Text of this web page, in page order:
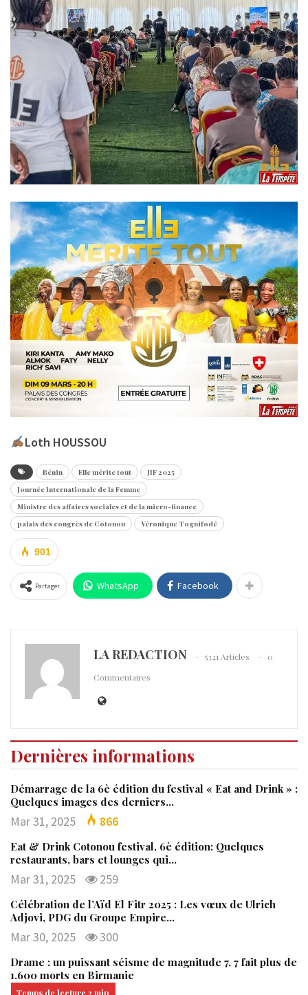
Loth HOUSSOU
Bénin Elle mérite tout
JIF 2025
Journée Internationale de la Femme
Ministre des affaires sociales et de la micro-finance
palais des congrès de Cotonou
Véronique Tognifodé
901
Partager WhatsApp Facebook
LA REDACTION 5321 Articles
0
Commentaires
Dernières informations
Démarrage de la 6è édition du festival « Eat and Drink » :
Quelques images des derniers…
Mar 31, 2025 866
Eat & Drink Cotonou festival, 6è édition: Quelques
restaurants, bars et lounges qui…
Mar 31, 2025 259
Célébration de l’Aïd El Fitr 2025 : Les vœux de Ulrich
Adjovi, PDG du Groupe Empire…
Mar 30, 2025 300
Drame : un puissant séisme de magnitude 7, 7 fait plus de
1.600 morts en Birmanie